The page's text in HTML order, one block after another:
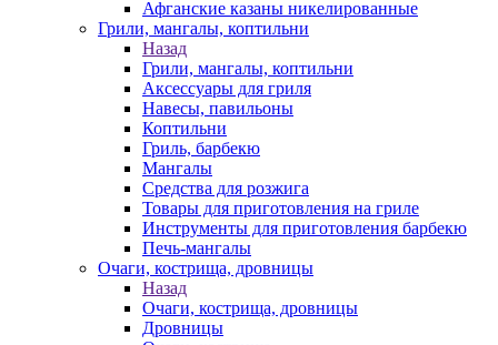
Афганские казаны никелированные
Грили, мангалы, коптильни
Назад
Грили, мангалы, коптильни
Аксессуары для гриля
Навесы, павильоны
Коптильни
Гриль, барбекю
Мангалы
Средства для розжига
Товары для приготовления на гриле
Инструменты для приготовления барбекю
Печь-мангалы
Очаги, кострища, дровницы
Назад
Очаги, кострища, дровницы
Дровницы